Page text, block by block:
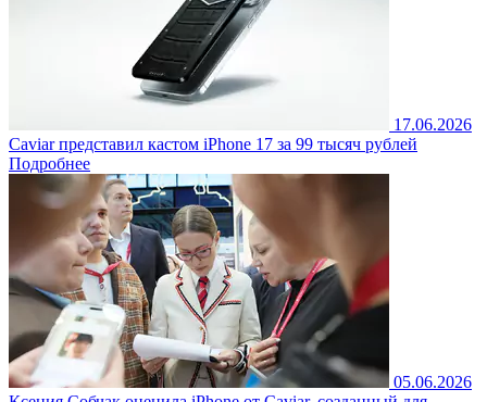
17.06.2026
Caviar представил кастом iPhone 17 за 99 тысяч рублей
Подробнее
05.06.2026